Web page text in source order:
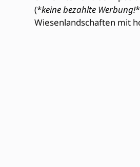
(*keine bezahlte Werbung!
Wiesenlandschaften mit